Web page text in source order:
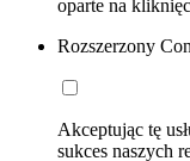
oparte na
Rozszerzony
Akceptując tę
sukces naszych